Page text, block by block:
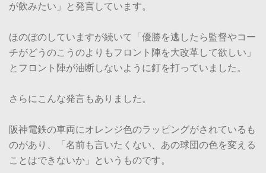
が飲みたい」と発言しています。
ほのぼのしていますが続いて「優勝を逃したら監督やコー
チがどうのこうのよりもフロント陣を大改革して欲しい」
とフロント陣が油断しないように釘を打っていました。
さらにこんな発言もありました。
阪神電鉄の車両にオレンジ色のラッピングがされているも
のがあり、「名前も言いたくない、あの球団の色を変える
ことはできないか」というものです。